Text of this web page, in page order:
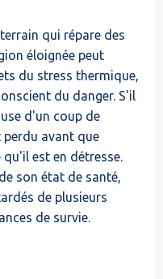
qui répare des
éloignée peut
du stress thermique,
du danger. S'il
d'un coup de
perdu avant que
est en détresse.
son état de santé,
de plusieurs
de survie.